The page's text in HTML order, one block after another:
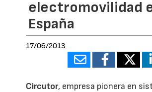
electromovilidad
España
17/06/2013
Circutor, empresa pionera en